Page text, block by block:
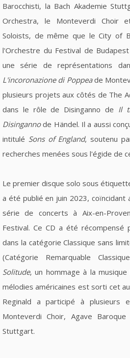
Barocchisti, la Bach Akademie
Orchestra, le Monteverdi Choir
Soloists, de même que le City of
l'Orchestre du Festival de
une série de représentations
L'incoronazione di Poppeade
plusieurs projets aux côtés de The
dans le rôle de Disinganno de Il
Disingannode Händel. Il a aussi
intitulé Sons of England, soutenu
recherches menées sous l'égide de
Le premier disque solo sous
a été publié en juin 2023,
série de concerts à Aix-en-
Festival. Ce CD a été récompensé
dans la catégorie Classique sans
(Catégorie Remarquable
Solitude, un hommage à la
mélodies américaines est sorti cet
Reginald a participé à plusieurs
Monteverdi Choir, Agave
Stuttgart.